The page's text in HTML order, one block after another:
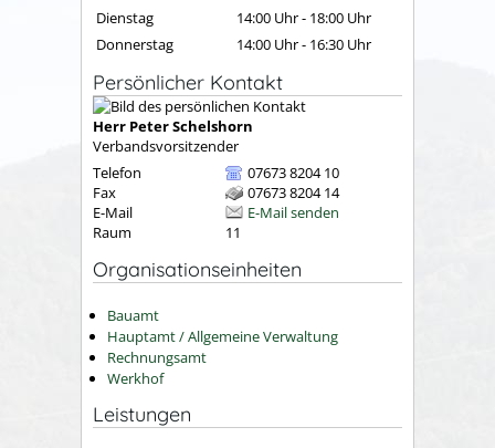
Dienstag
14:00 Uhr- 18:00 Uhr
Donnerstag
14:00 Uhr- 16:30 Uhr
Persönlicher Kontakt
Herr PeterSchelshorn
Verbandsvorsitzender
Telefon
07673 8204 10
Fax
07673 8204 14
E-Mail
E-Mail senden
Raum
11
Organisationseinheiten
Bauamt
Hauptamt / Allgemeine Verwaltung
Rechnungsamt
Werkhof
Leistungen